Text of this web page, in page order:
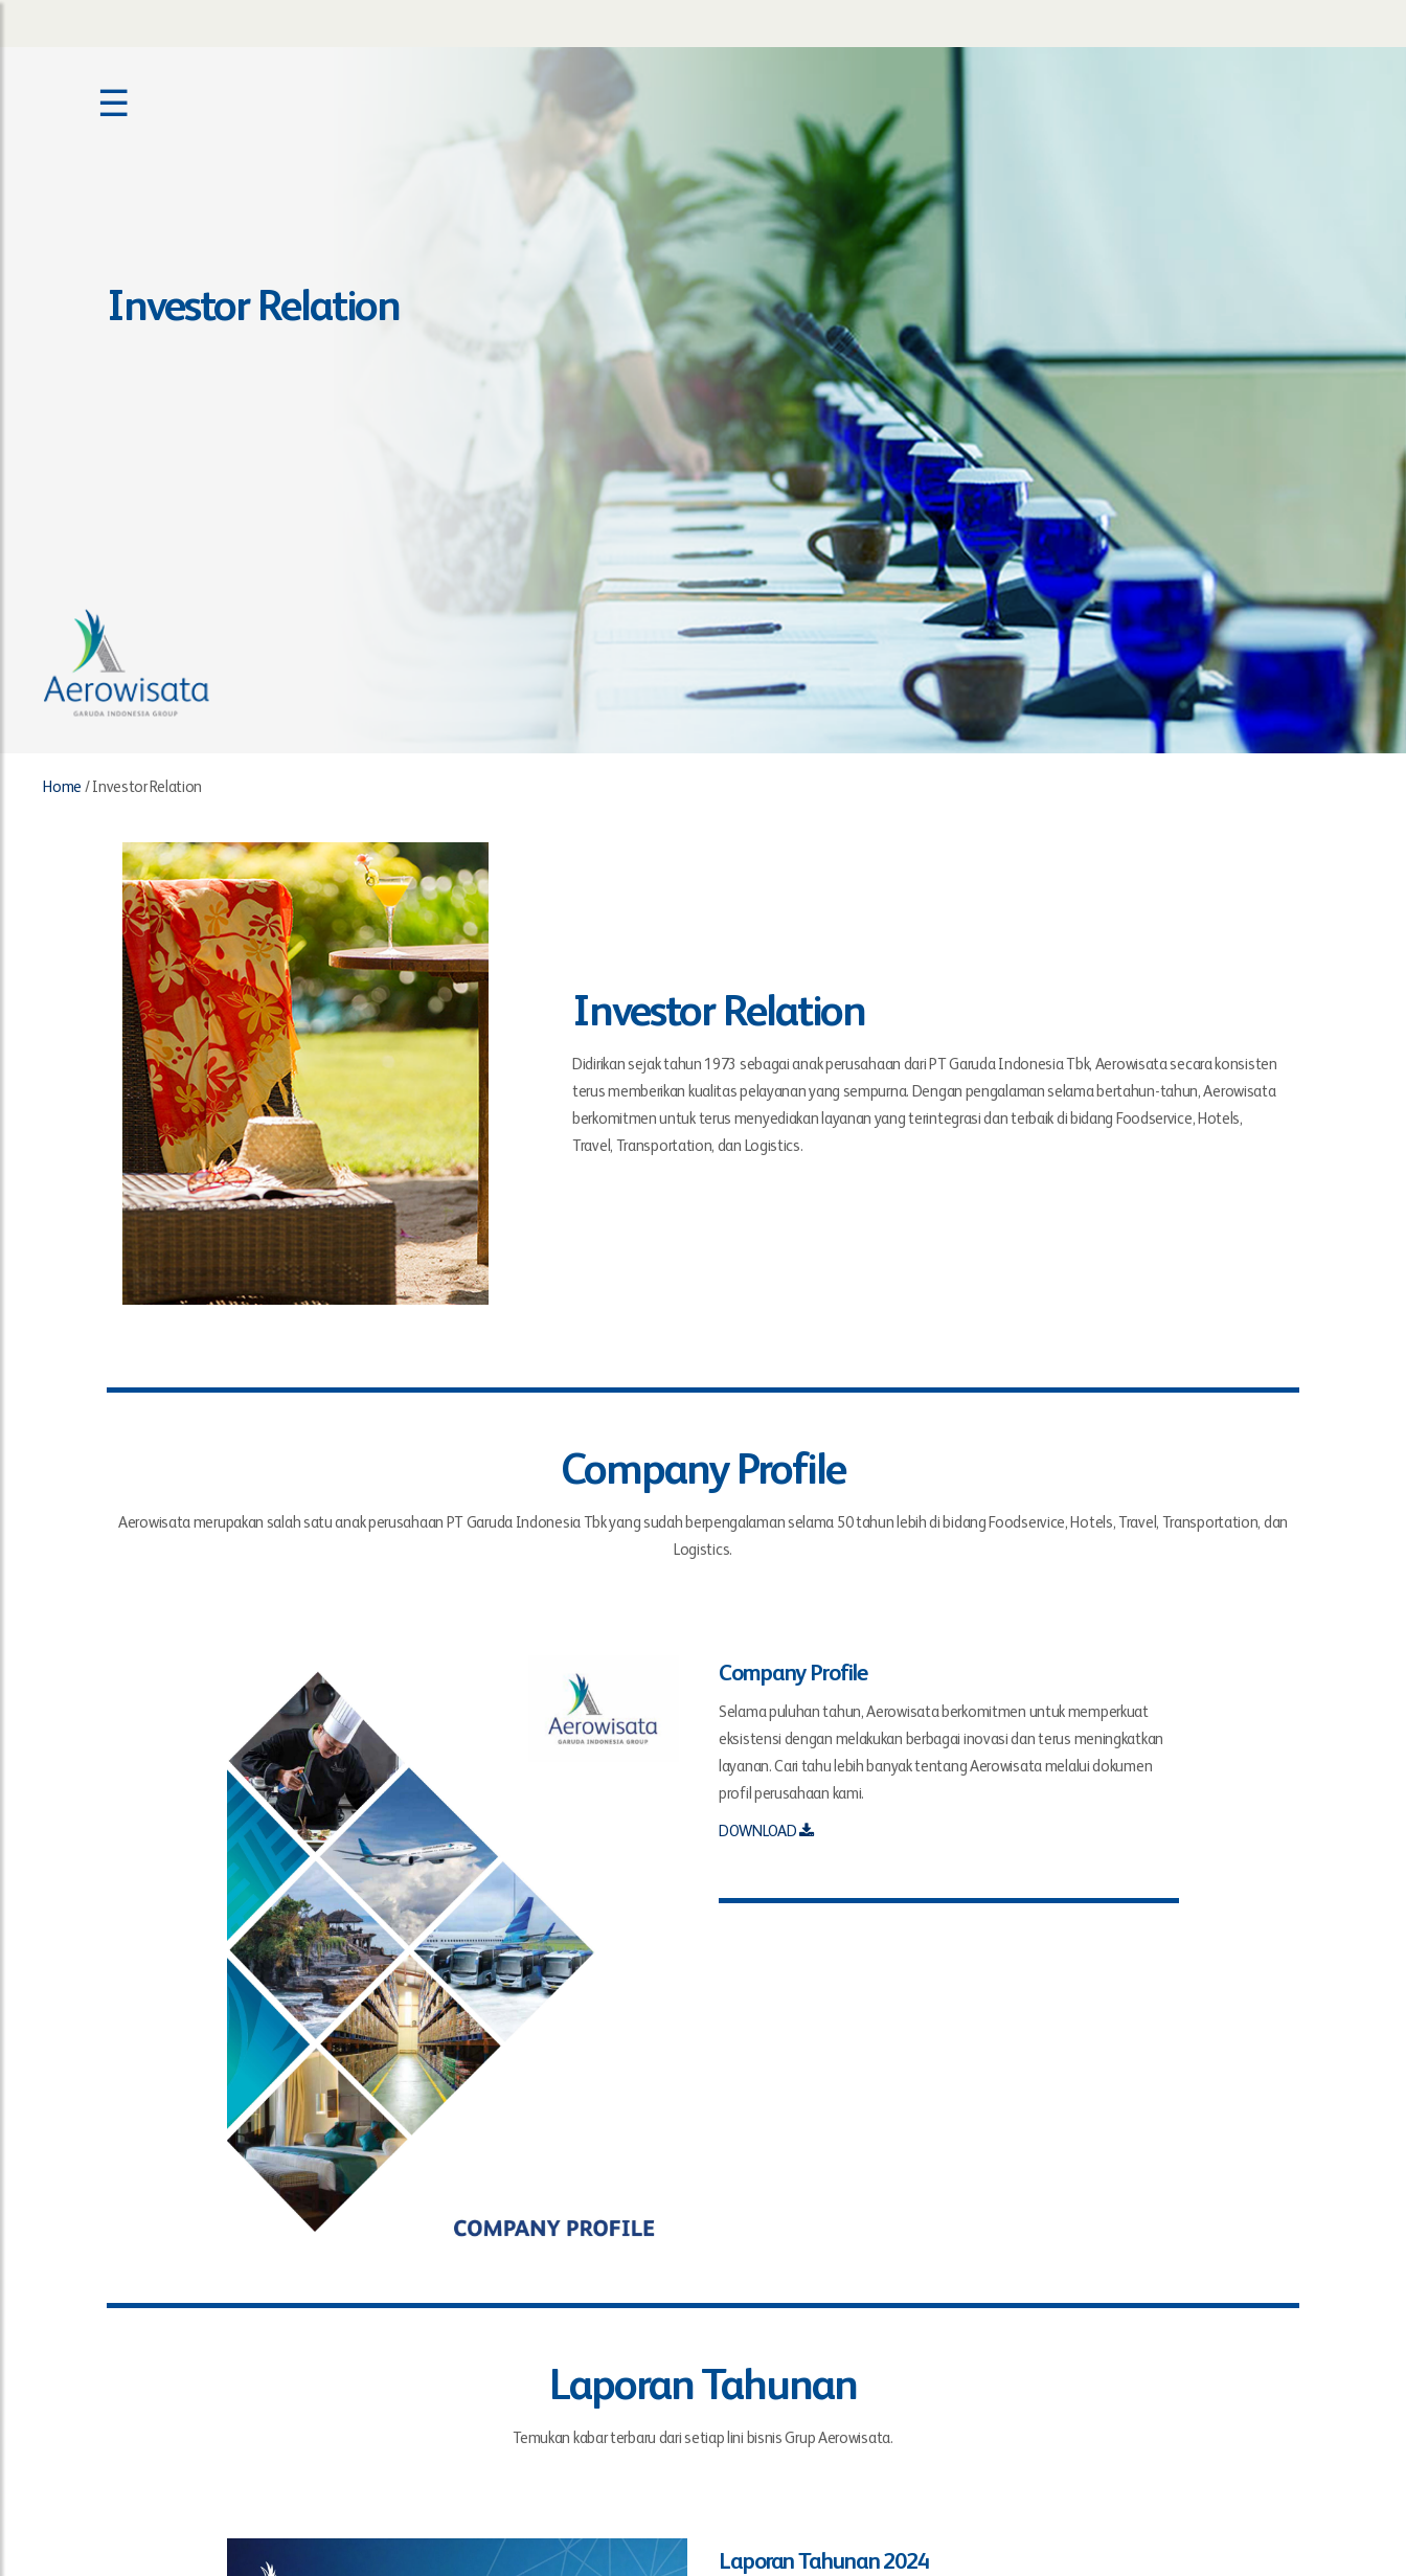
☰
Investor Relation
Home / Investor Relation
Investor Relation
Didirikan sejak tahun 1973 sebagai anak perusahaan dari PT Garuda Indonesia Tbk, Aerowisata secara konsisten
terus memberikan kualitas pelayanan yang sempurna. Dengan pengalaman selama bertahun-tahun, Aerowisata
berkomitmen untuk terus menyediakan layanan yang terintegrasi dan terbaik di bidang Foodservice, Hotels,
Travel, Transportation, dan Logistics.
Company Profile
Aerowisata merupakan salah satu anak perusahaan PT Garuda Indonesia Tbk yang sudah berpengalaman selama 50 tahun lebih di bidang Foodservice, Hotels, Travel, Transportation, dan
Logistics.
Company Profile
Selama puluhan tahun, Aerowisata berkomitmen untuk memperkuat
eksistensi dengan melakukan berbagai inovasi dan terus meningkatkan
layanan. Cari tahu lebih banyak tentang Aerowisata melalui dokumen
profil perusahaan kami.
DOWNLOAD
Laporan Tahunan
Temukan kabar terbaru dari setiap lini bisnis Grup Aerowisata.
Laporan Tahunan 2024